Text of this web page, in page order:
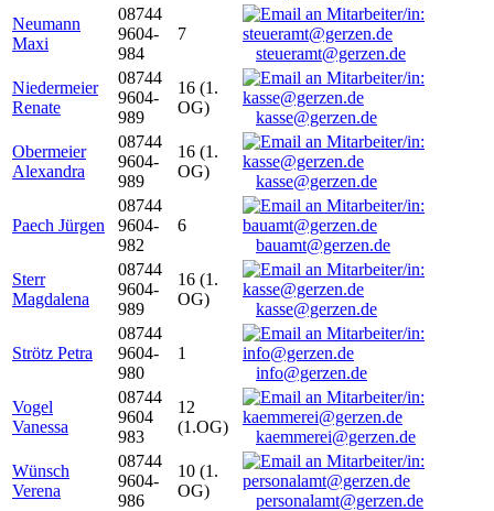
Neumann
Maxi
08744
9604-
984
7
steueramt@gerzen.de
Niedermeier
Renate
08744
9604-
989
16 (1.
OG)
kasse@gerzen.de
Obermeier
Alexandra
08744
9604-
989
16 (1.
OG)
kasse@gerzen.de
Paech Jürgen
08744
9604-
982
6
bauamt@gerzen.de
Sterr
Magdalena
08744
9604-
989
16 (1.
OG)
kasse@gerzen.de
Strötz Petra
08744
9604-
980
1
info@gerzen.de
Vogel
Vanessa
08744
9604
983
12
(1.OG)
kaemmerei@gerzen.de
Wünsch
Verena
08744
9604-
986
10 (1.
OG)
personalamt@gerzen.de